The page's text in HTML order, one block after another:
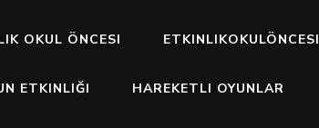
OKUL ÖNCESI ETKINLIKOKULÖNCESI
ETKINLIĞI HAREKETLI OYUNLAR